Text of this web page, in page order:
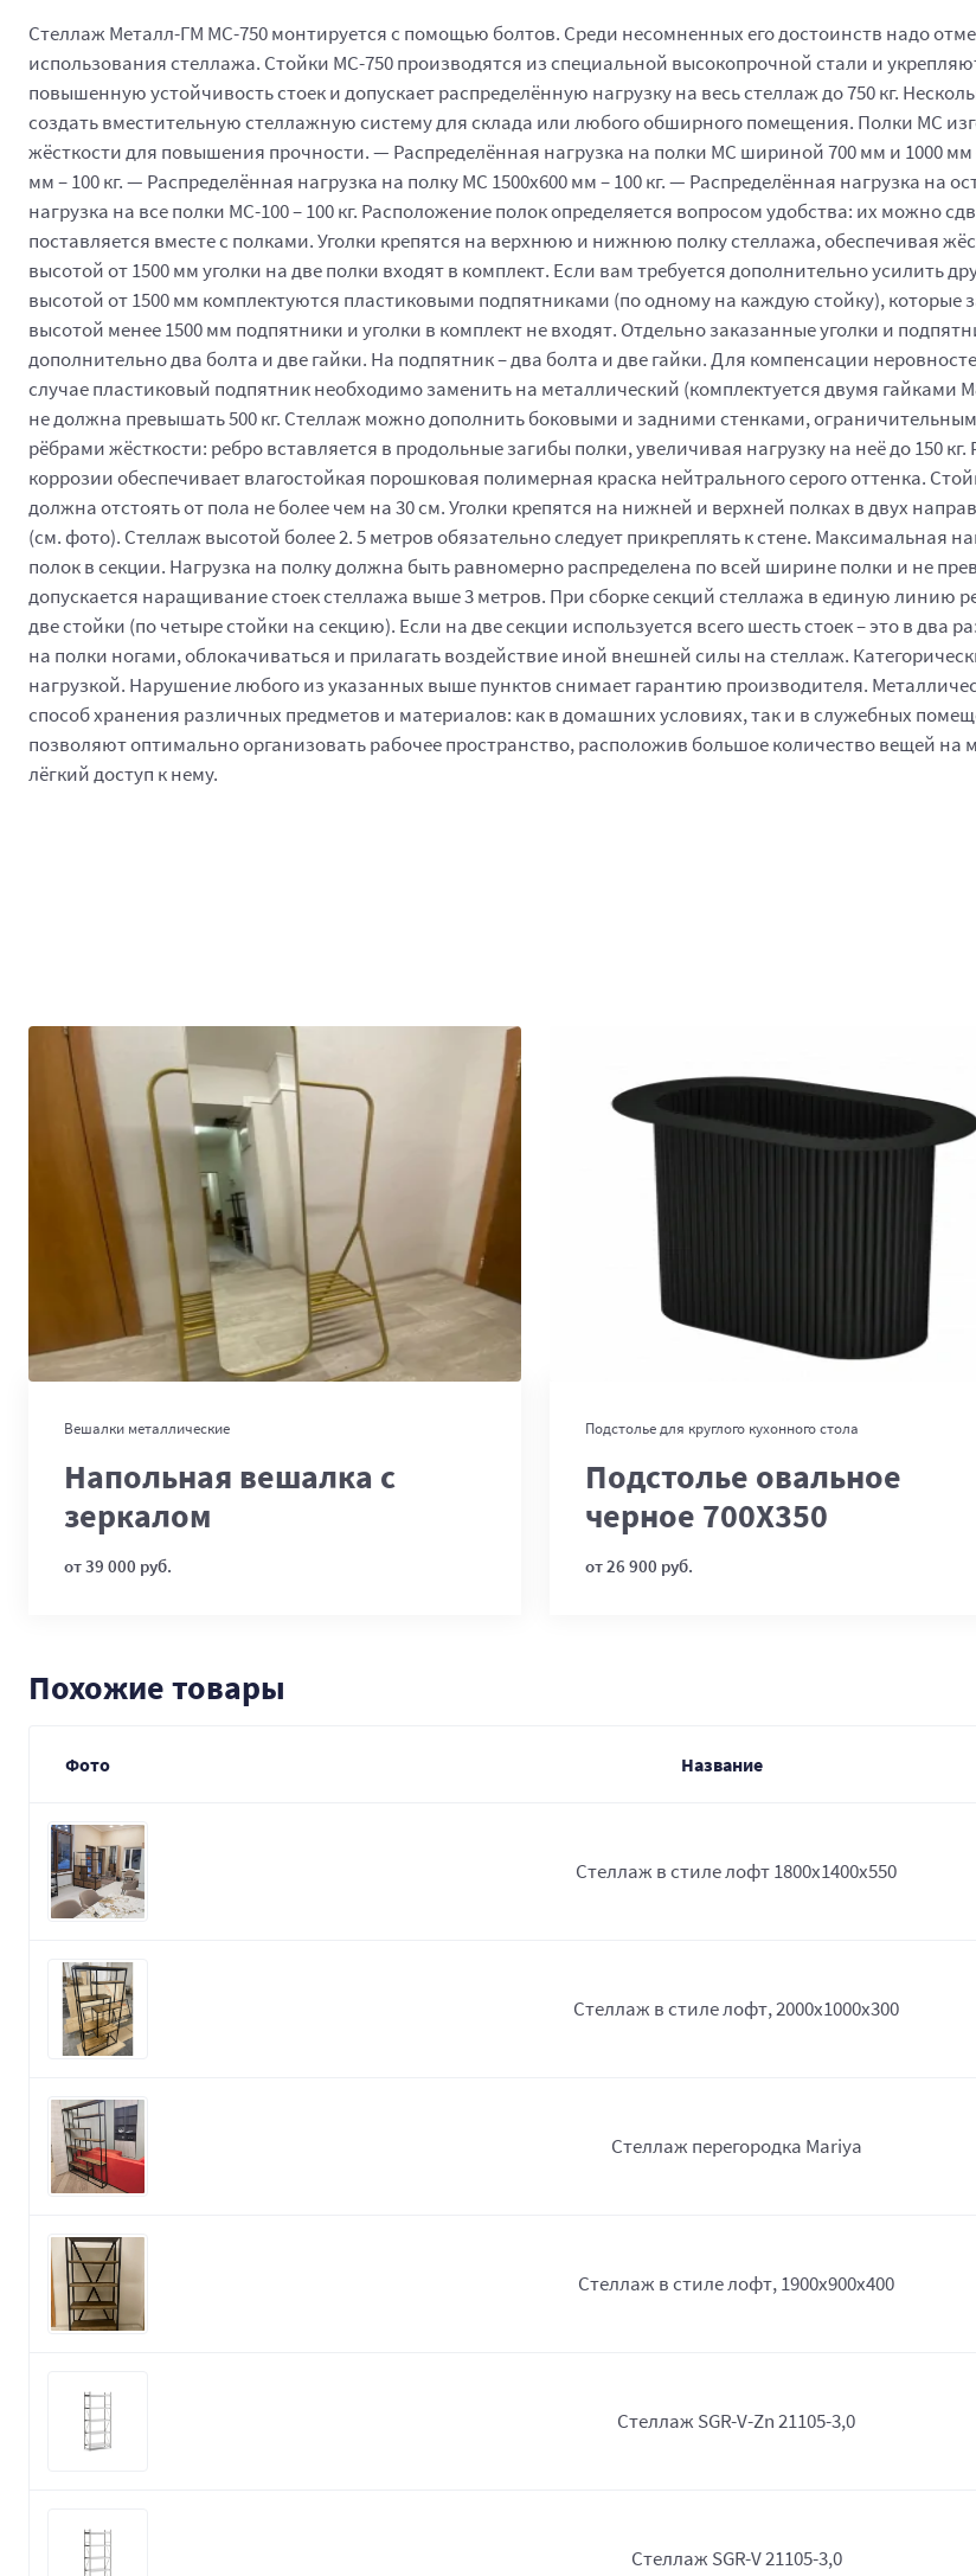
Стеллаж Металл-ГМ МС-750 монтируется с помощью болтов. Среди несомненных его достоинств надо
использования стеллажа. Стойки МС-750 производятся из специальной высокопрочной стали и
повышенную устойчивость стоек и допускает распределённую нагрузку на весь стеллаж до 750 кг.
создать вместительную стеллажную систему для склада или любого обширного помещения. Полки МС
жёсткости для повышения прочности. — Распределённая нагрузка на полки МС шириной 700 мм и 1000
мм – 100 кг. — Распределённая нагрузка на полку МС 1500х600 мм – 100 кг. — Распределённая нагрузка на
нагрузка на все полки МС-100 – 100 кг. Расположение полок определяется вопросом удобства: их можно
поставляется вместе с полками. Уголки крепятся на верхнюю и нижнюю полку стеллажа, обеспечивая
высотой от 1500 мм уголки на две полки входят в комплект. Если вам требуется дополнительно усилить
высотой от 1500 мм комплектуются пластиковыми подпятниками (по одному на каждую стойку),
высотой менее 1500 мм подпятники и уголки в комплект не входят. Отдельно заказанные уголки и
дополнительно два болта и две гайки. На подпятник – два болта и две гайки. Для компенсации
случае пластиковый подпятник необходимо заменить на металлический (комплектуется двумя гайками
не должна превышать 500 кг. Стеллаж можно дополнить боковыми и задними стенками,
рёбрами жёсткости: ребро вставляется в продольные загибы полки, увеличивая нагрузку на неё до
коррозии обеспечивает влагостойкая порошковая полимерная краска нейтрального серого оттенка.
должна отстоять от пола не более чем на 30 см. Уголки крепятся на нижней и верхней полках в двух
(см. фото). Стеллаж высотой более 2. 5 метров обязательно следует прикреплять к стене. Максимальная
полок в секции. Нагрузка на полку должна быть равномерно распределена по всей ширине полки и не
допускается наращивание стоек стеллажа выше 3 метров. При сборке секций стеллажа в единую линию
две стойки (по четыре стойки на секцию). Если на две секции используется всего шесть стоек – это в
на полки ногами, облокачиваться и прилагать воздействие иной внешней силы на стеллаж.
нагрузкой. Нарушение любого из указанных выше пунктов снимает гарантию производителя.
способ хранения различных предметов и материалов: как в домашних условиях, так и в служебных
позволяют оптимально организовать рабочее пространство, расположив большое количество вещей
лёгкий доступ к нему.
Вешалки металлические
Напольная вешалка с
зеркалом
от 39 000 руб.
В корзину
Подстолье для круглого кухонного стола
Подстолье овальное
черное 700Х350
от 26 900 руб.
Похожие товары
Фото Название
Стеллаж в стиле лофт 1800х1400х550
Стеллаж в стиле лофт, 2000х1000х300
Стеллаж перегородка Mariya
Стеллаж в стиле лофт, 1900х900х400
Стеллаж SGR-V-Zn 21105-3,0
Стеллаж SGR-V 21105-3,0